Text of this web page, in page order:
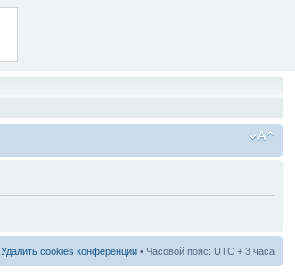
Удалить cookies конференции • Часовой пояс: UTC + 3 часа